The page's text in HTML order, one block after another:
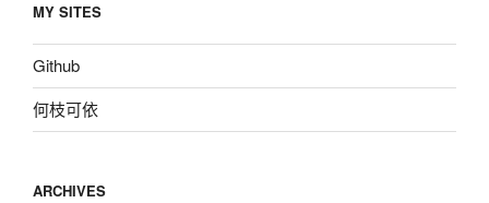
MY SITES
Github
何枝可依
ARCHIVES